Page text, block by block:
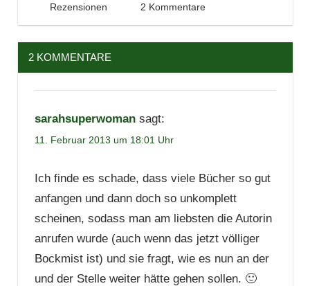
Rezension
11. Februar 2013
Tintenhain
Rezensionen 2 Kommentare
2 KOMMENTARE
sarahsuperwoman sagt:
11. Februar 2013 um 18:01 Uhr
Ich finde es schade, dass viele Bücher so gut
anfangen und dann doch so unkomplett
scheinen, sodass man am liebsten die Autorin
anrufen wurde (auch wenn das jetzt völliger
Bockmist ist) und sie fragt, wie es nun an der
und der Stelle weiter hätte gehen sollen. 🙂